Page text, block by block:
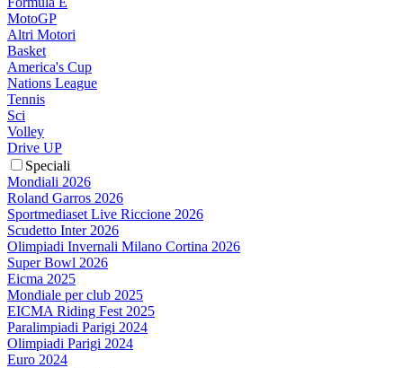
MotoGP
Altri Motori
Basket
America's Cup
Nations League
Tennis
Sci
Volley
Drive UP
Speciali
Mondiali 2026
Roland Garros 2026
Sportmediaset Live Riccione 2026
Scudetto Inter 2026
Olimpiadi Invernali Milano Cortina 2026
Super Bowl 2026
Eicma 2025
Mondiale per club 2025
EICMA Riding Fest 2025
Paralimpiadi Parigi 2024
Olimpiadi Parigi 2024
Euro 2024